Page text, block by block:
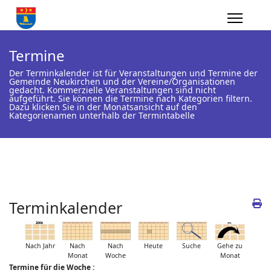
Termine
Der Terminkalender ist für Veranstaltungen und Termine der
Gemeinde Neukirchen und der Vereine/Organisationen
gedacht. Kommerzielle Veranstaltungen sind nicht
aufgeführt. Sie können die Termine nach Kategorien filtern.
Dazu klicken Sie in der Monatsansicht auf den
Kategorienamen unterhalb der Termintabelle
Terminkalender
Nach Jahr
Nach
Monat
Nach
Woche
Heute Suche
Gehe zu
Monat
Termine für die Woche :